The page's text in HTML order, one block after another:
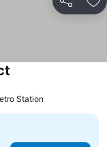
Partilhar
Station